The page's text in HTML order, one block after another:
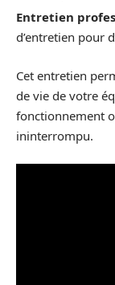
Entretien
d’entretien pour
Cet entretien
de vie de votre
fonctionnement
ininterrompu.